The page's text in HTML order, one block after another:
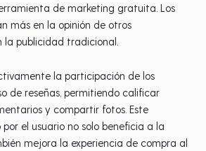
de marketing gratuita. Los
más en la opinión de otros
la publicidad tradicional.
la participación de los
de reseñas, permitiendo calificar
y compartir fotos. Este
el usuario no solo beneficia a la
mejora la experiencia de compra al